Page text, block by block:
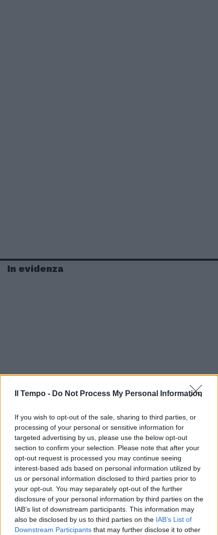
Il Tempo - Do Not Process My Personal Information
If you wish to opt-out of the sale, sharing to third parties, or
processing of your personal or sensitive information for
targeted advertising by us, please use the below opt-out
section to confirm your selection. Please note that after your
opt-out request is processed you may continue seeing
interest-based ads based on personal information utilized by
us or personal information disclosed to third parties prior to
your opt-out. You may separately opt-out of the further
disclosure of your personal information by third parties on the
IAB’s list of downstream participants. This information may
also be disclosed by us to third parties on the IAB’s List of
Downstream Participants that may further disclose it to other
In evidenza